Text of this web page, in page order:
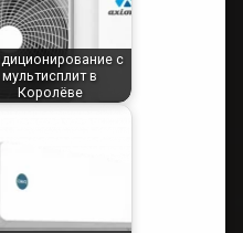
с
мультисплит в
Королёве